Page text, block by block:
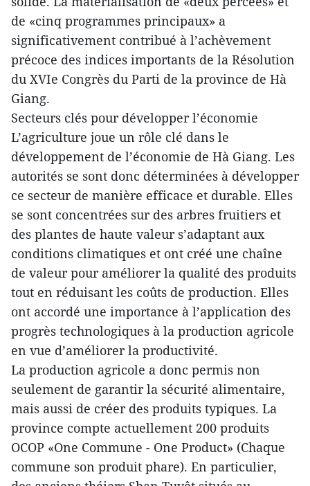
de «cinq programmes principaux» a
significativement contribué à l’achèvement
précoce des indices importants de la Résolution
du XVIe Congrès du Parti de la province de Hà
Giang.
Secteurs clés pour développer l’économie
L’agriculture joue un rôle clé dans le
développement de l’économie de Hà Giang. Les
autorités se sont donc déterminées à développer
ce secteur de manière efficace et durable. Elles
se sont concentrées sur des arbres fruitiers et
des plantes de haute valeur s’adaptant aux
conditions climatiques et ont créé une chaîne
de valeur pour améliorer la qualité des produits
tout en réduisant les coûts de production. Elles
ont accordé une importance à l’application des
progrès technologiques à la production agricole
en vue d’améliorer la productivité.
La production agricole a donc permis non
seulement de garantir la sécurité alimentaire,
mais aussi de créer des produits typiques. La
province compte actuellement 200 produits
OCOP «One Commune - One Product» (Chaque
commune son produit phare). En particulier,